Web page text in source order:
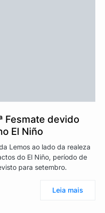
Fesmate devido
El Niño
Lemos ao lado da realeza
do El Niño, período de
para setembro.
Leia mais